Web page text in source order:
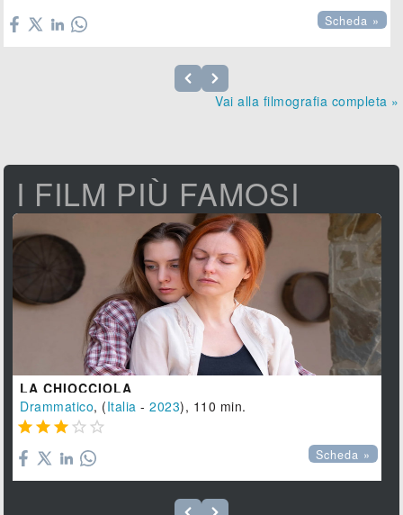
Scheda »
Vai alla filmografia completa »
I FILM PIÙ FAMOSI
LA CHIOCCIOLA
Drammatico, (Italia -2023), 110 min.
    
Scheda »